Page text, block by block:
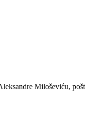
Miloševiću,